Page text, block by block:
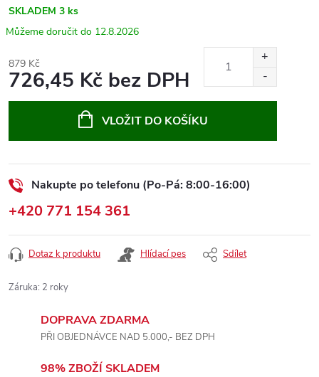
SKLADEM 3 ks
12.8.2026
879 Kč
726,45 Kč bez DPH
VLOŽIT DO KOŠÍKU
Nakupte po telefonu (Po-Pá: 8:00-16:00)
+420 771 154 361
Dotaz k produktu Hlídací pes Sdílet
Záruka: 2 roky
DOPRAVA ZDARMA
PŘI OBJEDNÁVCE NAD 5.000,- BEZ DPH
98% ZBOŽÍ SKLADEM